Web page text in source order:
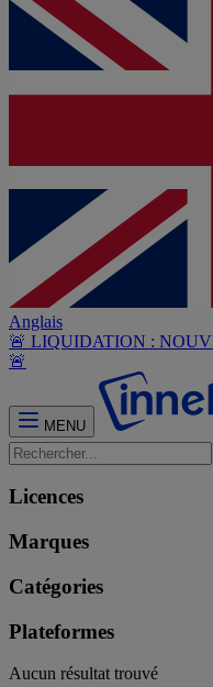
Anglais
🚨 LIQUIDATION :
🚨
MENU
Licences
Marques
Catégories
Plateformes
Aucun résultat trouvé